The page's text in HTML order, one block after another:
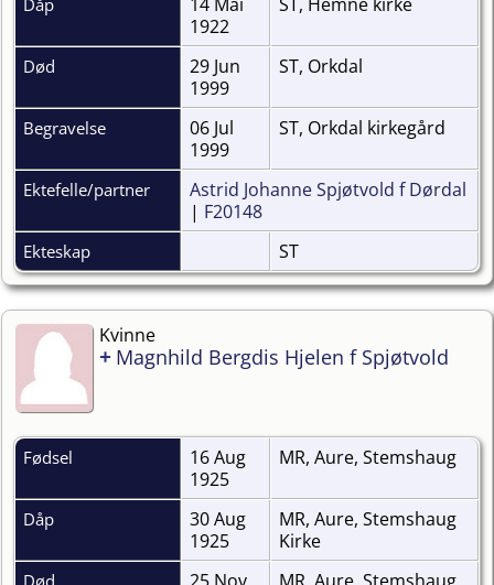
1922
Død
29 Jun
1999
ST, Orkdal
Begravelse
06 Jul
1999
ST, Orkdal kirkegård
Ektefelle/partner
Astrid Johanne Spjøtvold f Dørdal
| F20148
Ekteskap ST
Kvinne
+ Magnhild Bergdis Hjelen f Spjøtvold
Fødsel
16 Aug
1925
MR, Aure, Stemshaug
Dåp
30 Aug
1925
MR, Aure, Stemshaug
Kirke
Død